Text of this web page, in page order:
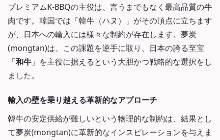
プレミアムK-BBQの主役は、言うまでもなく最高品質の牛
肉です。韓国では「韓牛（ハヌ）」がその頂点に立ちます
が、日本への輸入には様々な制約が存在します。夢炭
(mongtan)は、この課題を逆手に取り、日本の誇る至宝
「和牛 」を主役に据えるという大胆かつ戦略的な選択をし
ました。
輸入の壁を乗り越える革新的なアプローチ
韓牛の安定供給が難しいという物理的な制約は、結果とし
て夢炭(mongtan)に革新的なインスピレーションを与えま